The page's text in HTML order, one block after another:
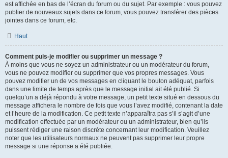
est affichée en bas de l’écran du forum ou du sujet. Par exemple : vous pouvez
publier de nouveaux sujets dans ce forum, vous pouvez transférer des pièces
jointes dans ce forum, etc.
Haut
Comment puis-je modifier ou supprimer un message ?
À moins que vous ne soyez un administrateur ou un modérateur du forum,
vous ne pouvez modifier ou supprimer que vos propres messages. Vous
pouvez modifier un de vos messages en cliquant le bouton adéquat, parfois
dans une limite de temps après que le message initial ait été publié. Si
quelqu’un a déjà répondu à votre message, un petit texte situé en dessous du
message affichera le nombre de fois que vous l’avez modifié, contenant la date
et l’heure de la modification. Ce petit texte n’apparaîtra pas s’il s’agit d’une
modification effectuée par un modérateur ou un administrateur, bien qu’ils
puissent rédiger une raison discrète concernant leur modification. Veuillez
noter que les utilisateurs normaux ne peuvent pas supprimer leur propre
message si une réponse a été publiée.